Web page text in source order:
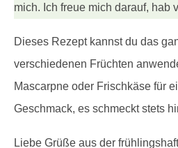
mich. Ich freue mich darauf, hab
Dieses Rezept kannst du das
verschiedenen Früchten
Mascarpne oder Frischkäse für
Geschmack, es schmeckt stets
Liebe Grüße aus der